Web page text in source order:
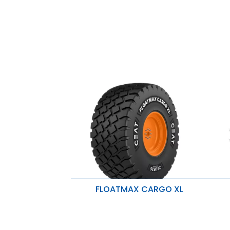
FLOATMAX CARGO XL